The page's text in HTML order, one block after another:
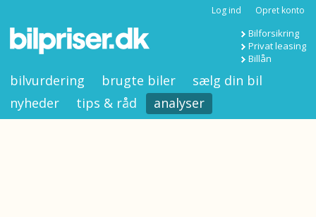
Log ind Opret konto
Bilforsikring
Privat leasing
Billån
bilvurdering brugte biler
sælg din bil
nyheder
tips & råd analyser